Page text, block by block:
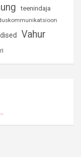
teenindaja
Vahur